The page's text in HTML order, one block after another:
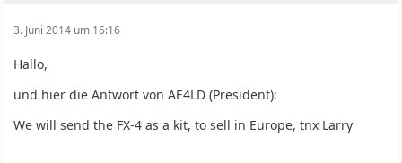
3. Juni 2014 um 16:16
Hallo,
und hier die Antwort von AE4LD (President):
We will send the FX-4 as a kit, to sell in Europe, tnx Larry